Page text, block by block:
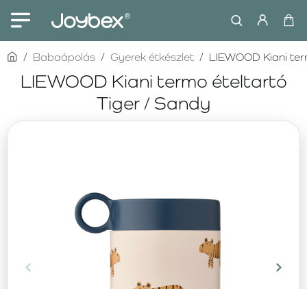
LIEWOOD Kiani termo ételtartó
Tiger / Sandy
homeBabaápolás Gyerek étkészlet LIEWOOD Kiani